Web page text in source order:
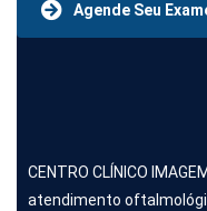
Agende Seu
CENTRO CLÍNICO
atendimento